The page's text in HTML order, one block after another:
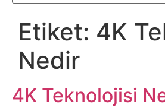
Arabalar
Bankacılık
İşlemleri
Belgesel
Etiket: 4K
Nedir
4K Teknolojisi